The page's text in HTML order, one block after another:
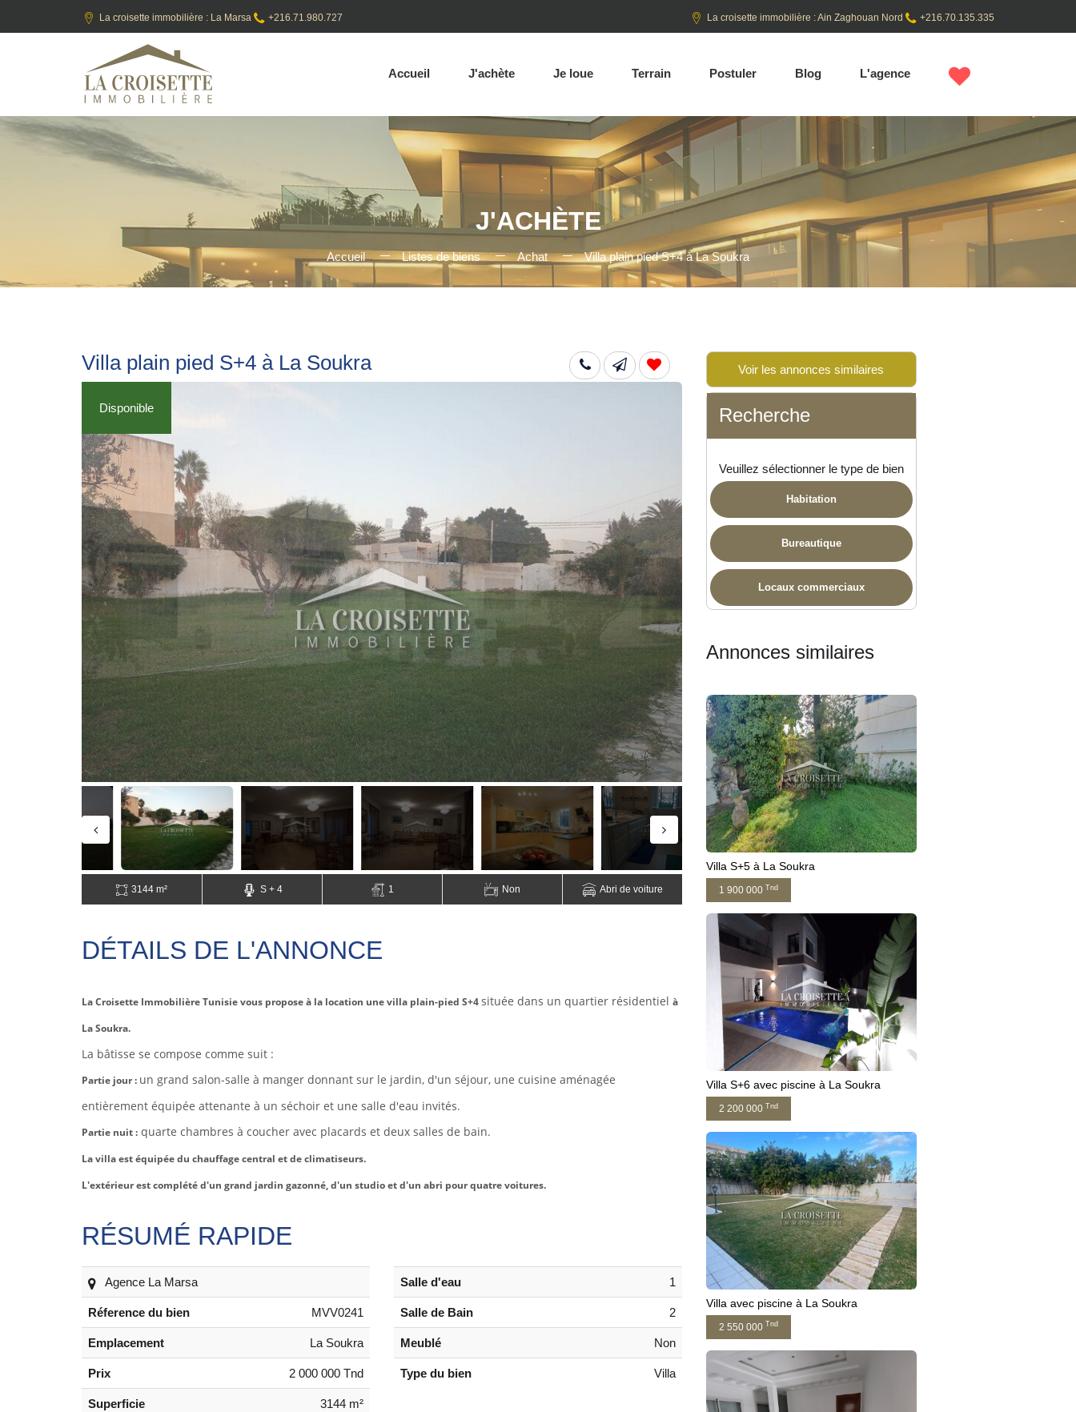
La croisette immobilière : La Marsa +216.71.980.727 La croisette immobilière : Ain Zaghouan Nord +216.70.135.335
Accueil J'achète Je loue Terrain Postuler Blog L'agence
J'ACHÈTE
Accueil Listes de biens Achat Villa plain pied S+4 à La Soukra
Villa plain pied S+4 à La Soukra
Disponible Disponible
3144 m² S + 4 1 Non Abri de voiture
DÉTAILS DE L'ANNONCE
La Croisette Immobilière Tunisie vous propose à la location une villa plain-pied S+4située dans un quartier résidentiel à
La Soukra.
La bâtisse se compose comme suit :
Partie jour : un grand salon-salle à manger donnant sur le jardin, d'un séjour, une cuisine aménagée
entièrement équipée attenante à un séchoir et une salle d'eau invités.
Partie nuit : quarte chambres à coucher avec placards et deux salles de bain.
La villa est équipée du chauffage central et de climatiseurs.
L'extérieur est complété d'un grand jardin gazonné, d'un studio et d'un abri pour quatre voitures.
RÉSUMÉ RAPIDE
Agence La Marsa
Réference du bien MVV0241
Emplacement La Soukra
Prix 2 000 000 Tnd
Superficie 3144 m²
Salle d'eau 1
Salle de Bain 2
Meublé Non
Type du bien Villa
Voir les annonces similaires
Recherche
Veuillez sélectionner le type de bien
Habitation
Bureautique
Locaux commerciaux
Annonces similaires
Villa S+5 à La Soukra
1 900 000 Tnd
Villa S+6 avec piscine à La Soukra
2 200 000 Tnd
Villa avec piscine à La Soukra
2 550 000 Tnd